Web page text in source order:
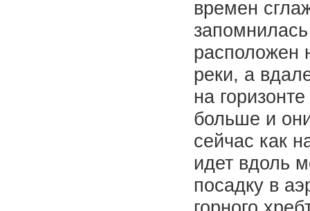
времен
расположен
реки, а
на
больше и
сейчас как
идет вдоль
посадку в